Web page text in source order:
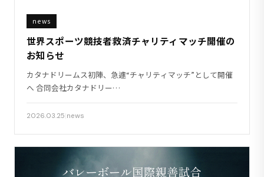
news
世界スポーツ競技者救済チャリティマッチ開催の
お知らせ
カタナドリームス初陣、急遽“チャリティマッチ”として開催
へ 合同会社カタナドリー…
2026.03.25 news